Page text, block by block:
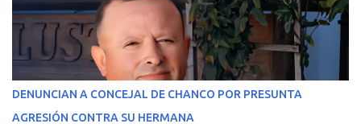
monto total de $116.075.918 entre enero de 2024 y junio de 2025.
En el detalle regional, se indica que en la comuna de Cauquenes se
identificó a cuatro funcionarios involucrados en este tipo de
operaciones. Asimismo, se precisa que uno de los casos
corresponde a un funcionario de la Municipalidad de Chanco,
detectaron incumplimientos a la normativa vigente. El informe
DENUNCIAN A CONCEJAL DE CHANCO POR PRESUNTA
AGRESIÓN CONTRA SU HERMANA